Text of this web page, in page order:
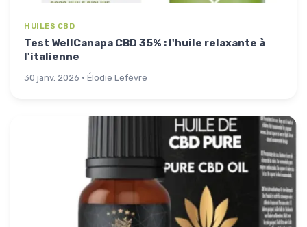
HUILES CBD
Test WellCanapa CBD 35% : l'huile relaxante à
l'italienne
30 janv. 2026 · Élodie Lefèvre